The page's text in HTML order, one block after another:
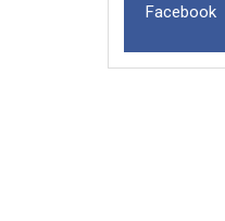
Facebook